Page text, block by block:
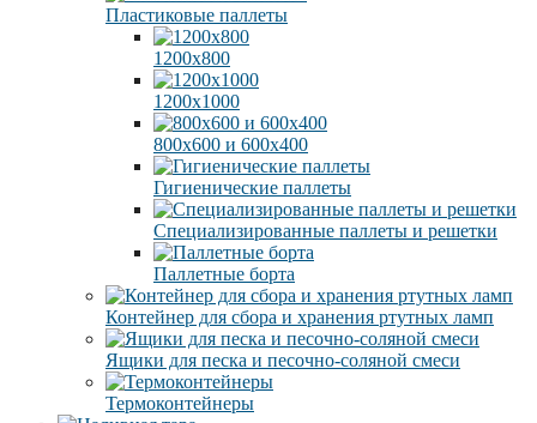
Пластиковые паллеты
1200х800
1200х1000
800х600 и 600х400
Гигиенические паллеты
Специализированные паллеты и решетки
Паллетные борта
Контейнер для сбора и хранения ртутных ламп
Ящики для песка и песочно-соляной смеси
Термоконтейнеры